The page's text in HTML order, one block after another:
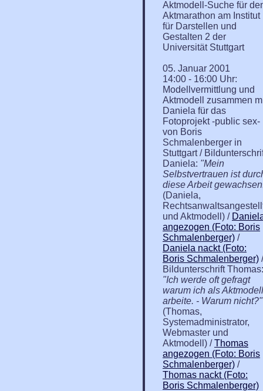
Aktmodell-Suche für
Aktmarathon am Institut
für Darstellen und
Gestalten 2 der
Universität Stuttgart
05. Januar 2001
14:00 - 16:00 Uhr:
Modellvermittlung und
Aktmodell zusammen
Daniela für das
Fotoprojekt -public sex-
von Boris
Schmalenberger in
Stuttgart /
Daniela: "Mein
Selbstvertrauen ist
diese Arbeit
(Daniela,
und Aktmodell) /
angezogen (Foto: Boris
Schmalenberger) /
Daniela nackt (Foto:
Boris Schmalenberger) /
Bildunterschrift Thomas:
"Ich werde oft gefragt
warum ich als Aktmodell
arbeite. - Warum nicht?"
(Thomas,
Systemadministrator,
Webmaster und
Aktmodell) /Thomas
angezogen (Foto: Boris
Schmalenberger) /
Thomas nackt (Foto:
Boris Schmalenberger)